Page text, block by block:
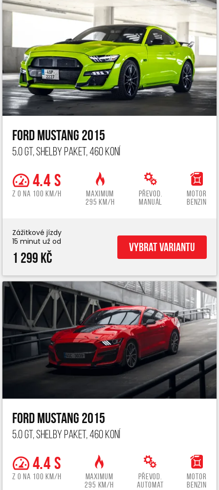
Ford Mustang 2015
5.0 GT, Shelby paket, 460 koní
4.4 s
z 0 na 100 km/h
Maximum
295 km/h
Převod.
manuál
Motor
benzin
Zážitkové jízdy
15 minut už od
1 299 Kč
Vybrat variantu
Ford Mustang 2015
5.0 GT, Shelby paket, 460 koní
4.4 s
z 0 na 100 km/h
Maximum
295 km/h
Převod.
automat
Motor
benzin